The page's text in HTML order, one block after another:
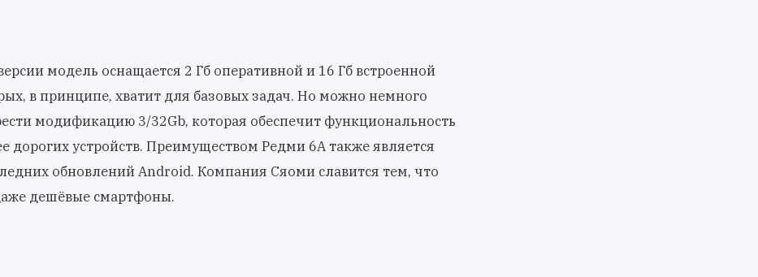
модель оснащается 2 Гб оперативной и 16 Гб встроенной
в принципе, хватит для базовых задач. Но можно немного
модификацию 3/32Gb, которая обеспечит функциональность
дорогих устройств. Преимуществом Редми 6А также является
обновлений Android. Компания Сяоми славится тем, что
дешёвые смартфоны.